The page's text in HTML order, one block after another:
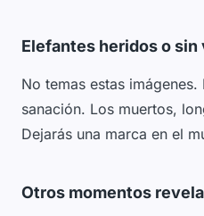
Elefantes heridos o sin
No temas estas
sanación. Los muertos,
Dejarás una marca en el
Otros momentos